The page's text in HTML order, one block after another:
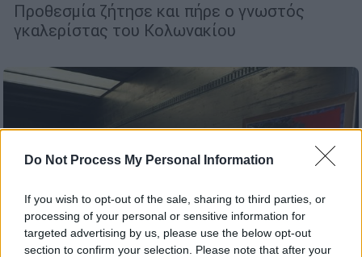
Do Not Process My Personal Information
If you wish to opt-out of the sale, sharing to third parties, or
processing of your personal or sensitive information for
targeted advertising by us, please use the below opt-out
section to confirm your selection. Please note that after your
Προθεσμία ζήτησε και πήρε ο γνωστός
γκαλερίστας του Κολωνακίου